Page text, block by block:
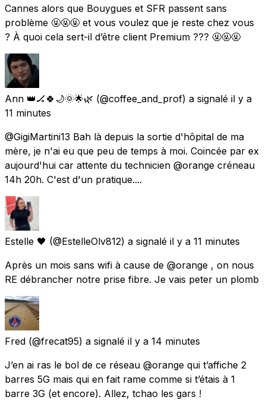
Cannes alors que Bouygues et SFR passent sans
problème 🤬🤬🤬 et vous voulez que je reste chez vous
? À quoi cela sert-il d’être client Premium ??? 🤬🤬🤬
Ann 👑🏒🍀🌙🌞🌟🌿 (@coffee_and_prof) a signalé il y a
11 minutes
@GigiMartini13 Bah là depuis la sortie d'hôpital de ma
mère, je n'ai eu que peu de temps à moi. Coincée par ex
aujourd'hui car attente du technicien @orange créneau
14h 20h. C'est d'un pratique....
Estelle 🖤 (@EstelleOlv812) a signalé il y a 11 minutes
Après un mois sans wifi à cause de @orange , on nous
RE débrancher notre prise fibre. Je vais peter un plomb
Fred (@frecat95) a signalé il y a 14 minutes
J’en ai ras le bol de ce réseau @orange qui t’affiche 2
barres 5G mais qui en fait rame comme si t’étais à 1
barre 3G (et encore). Allez, tchao les gars !